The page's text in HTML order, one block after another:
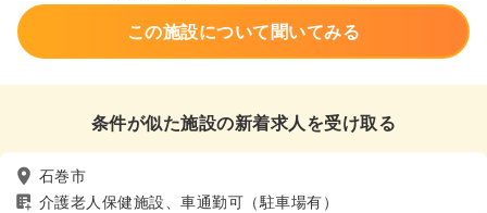
この施設について聞いてみる
条件が似た施設の新着求人を受け取る
石巻市
介護老人保健施設、車通勤可（駐車場有）